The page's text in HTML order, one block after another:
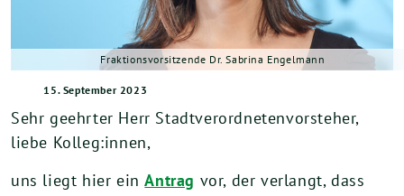
Fraktionsvorsitzende Dr. Sabrina Engelmann
15. September 2023
Sehr geehrter Herr Stadtverordnetenvorsteher,
liebe Kolleg:innen,
uns liegt hier einAntrag vor, der verlangt, dass